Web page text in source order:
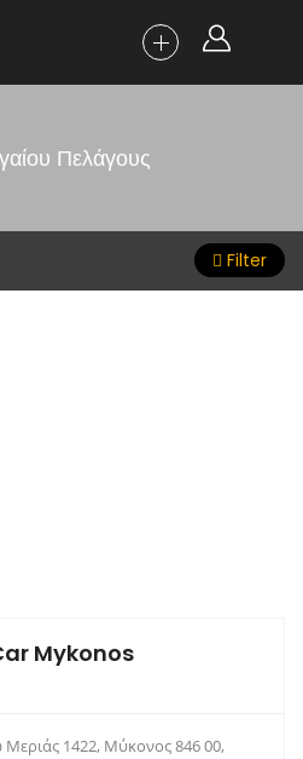
Πελάγους
Filter
Mykonos
1422, Μύκονος 846 00,